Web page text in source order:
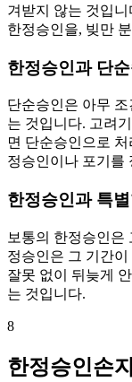
겨받지 않는 것입
한정승인을, 빚만
한정승인과 단
단순승인은 아무
는 것입니다. 고려
면 단순승인으로
정승인이나 포기를
한정승인과 특
보통의 한정승인은
정승인은 그 기간
잘못 없이 뒤늦게
는 것입니다.
8
한정승인손